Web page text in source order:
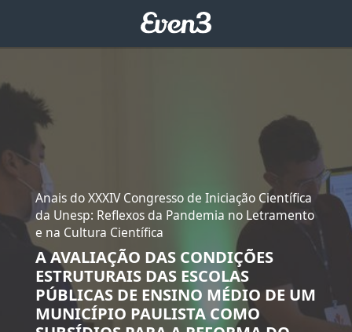
Anais do XXXIV Congresso de Iniciação Científica
da Unesp: Reflexos da Pandemia no Letramento
e na Cultura Científica
A AVALIAÇÃO DAS CONDIÇÕES
ESTRUTURAIS DAS ESCOLAS
PÚBLICAS DE ENSINO MÉDIO DE UM
MUNICÍPIO PAULISTA COMO